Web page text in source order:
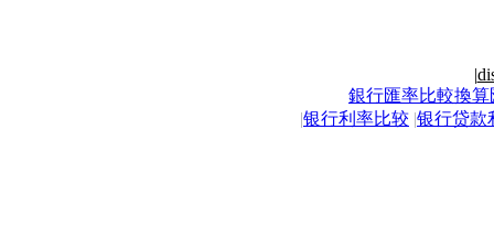
|
銀行匯率比較換算
|银行利率比较 |银行贷款